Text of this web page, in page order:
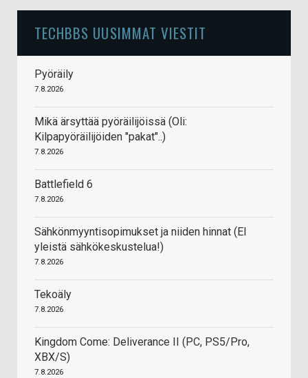
TECHBBS UUSIMMAT VIESTIT
Pyöräily
7.8.2026
Mikä ärsyttää pyöräilijöissä (Oli:
Kilpapyöräilijöiden "pakat"..)
7.8.2026
Battlefield 6
7.8.2026
Sähkönmyyntisopimukset ja niiden hinnat (EI
yleistä sähkökeskustelua!)
7.8.2026
Tekoäly
7.8.2026
Kingdom Come: Deliverance II (PC, PS5/Pro,
XBX/S)
7.8.2026